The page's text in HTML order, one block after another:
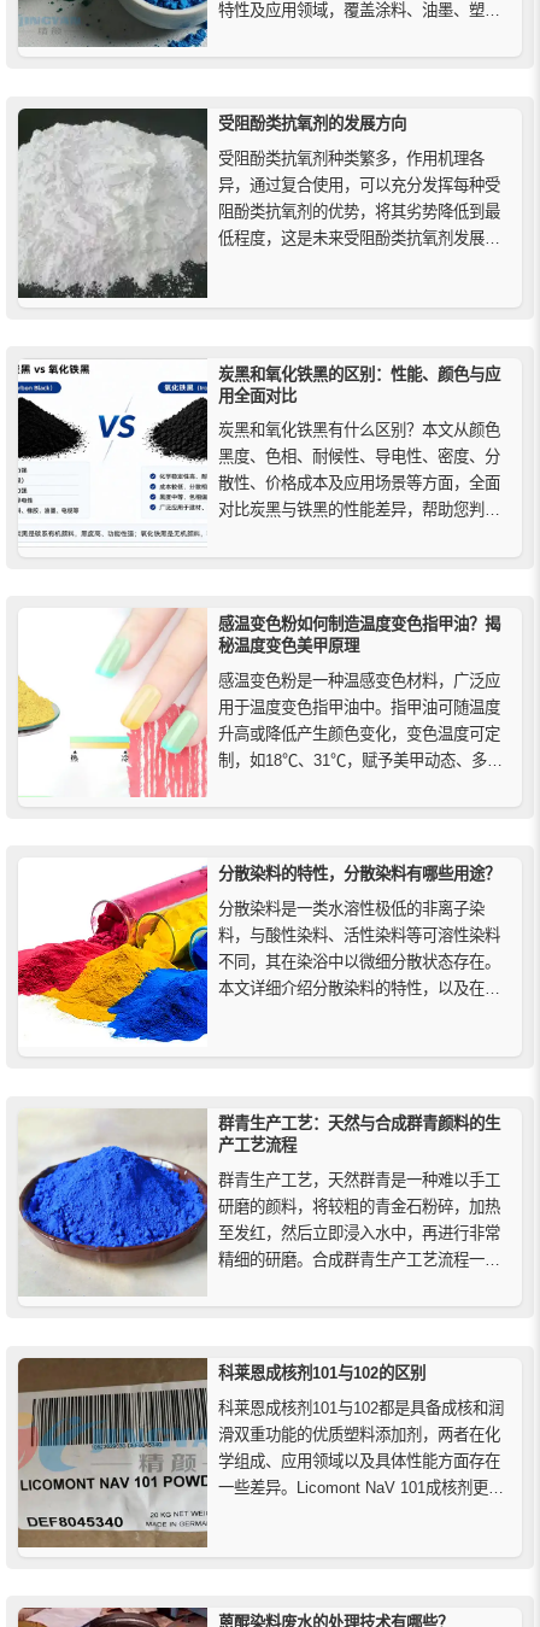
特性及应用领域，覆盖涂料、油墨、塑料
受阻酚类抗氧剂的发展方向
受阻酚类抗氧剂种类繁多，作用机理各
异，通过复合使用，可以充分发挥每种受
阻酚类抗氧剂的优势，将其劣势降低到最
低程度，这是未来受阻酚类抗氧剂发展的
炭黑和氧化铁黑的区别：性能、颜色与应
用全面对比
炭黑和氧化铁黑有什么区别？本文从颜色
黑度、色相、耐候性、导电性、密度、分
散性、价格成本及应用场景等方面，全面
对比炭黑与铁黑的性能差异，帮助您判断
选型。
感温变色粉如何制造温度变色指甲油？揭
秘温度变色美甲原理
感温变色粉是一种温感变色材料，广泛应
用于温度变色指甲油中。指甲油可随温度
升高或降低产生颜色变化，变色温度可定
制，如18℃、31℃，赋予美甲动态、多彩
分散染料的特性，分散染料有哪些用途？
分散染料是一类水溶性极低的非离子染
料，与酸性染料、活性染料等可溶性染料
不同，其在染浴中以微细分散状态存在。
本文详细介绍分散染料的特性，以及在聚
群青生产工艺：天然与合成群青颜料的生
产工艺流程
群青生产工艺，天然群青是一种难以手工
研磨的颜料，将较粗的青金石粉碎，加热
至发红，然后立即浸入水中，再进行非常
精细的研磨。合成群青生产工艺流程一般
火炉中，结果会形成一种绿色物质，它吸
科莱恩成核剂101与102的区别
科莱恩成核剂101与102都是具备成核和润
滑双重功能的优质塑料添加剂，两者在化
学组成、应用领域以及具体性能方面存在
一些差异。Licomont NaV 101成核剂更适
蒽醌染料废水的处理技术有哪些？